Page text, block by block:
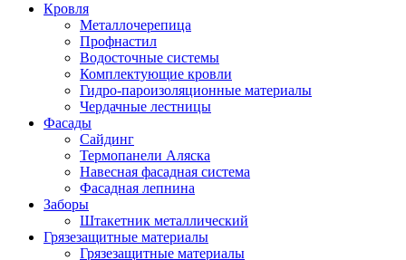
Кровля
Металлочерепица
Профнастил
Водосточные системы
Комплектующие кровли
Гидро-пароизоляционные материалы
Чердачные лестницы
Фасады
Сайдинг
Термопанели Аляска
Навесная фасадная система
Фасадная лепнина
Заборы
Штакетник металлический
Грязезащитные материалы
Грязезащитные материалы